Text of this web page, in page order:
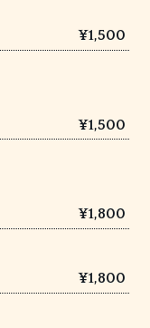
¥1,500
¥1,500
¥1,800
¥1,800